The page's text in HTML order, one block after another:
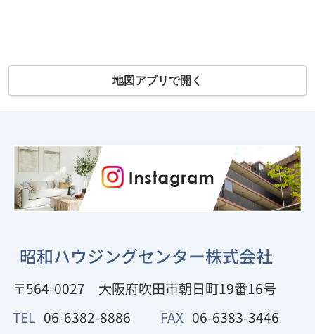
地図アプリで開く
昭和ハウジングセンター株式会社
〒564-0027
大阪府吹田市朝日町19番16号
TEL 06-6382-8886 FAX 06-6383-3446